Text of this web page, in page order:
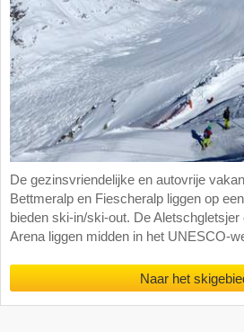
De gezinsvriendelijke en autovrije
Bettmeralp en Fiescheralp liggen op
bieden ski-in/ski-out. De
Arena liggen midden in het UNESCO-
Naar het